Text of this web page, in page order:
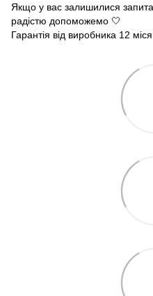
Якщо у вас залишилися
радістю допоможемо 🤍
Гарантія від виробника 12